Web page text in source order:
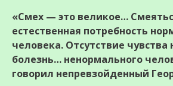
«Смех — это великое…
естественная потребность
человека. Отсутствие
болезнь… ненормального
говорил непревзойденный